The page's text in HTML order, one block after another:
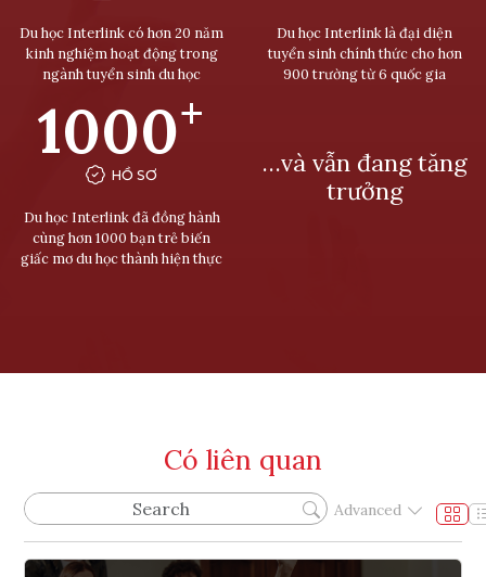
Du học Interlink có hơn 20 năm
kinh nghiệm hoạt động trong
ngành tuyển sinh du học
Du học Interlink là đại diện
tuyển sinh chính thức cho hơn
900 trường từ 6 quốc gia
1000+
HỒ SƠ
Du học Interlink đã đồng hành
cùng hơn 1000 bạn trẻ biến
giấc mơ du học thành hiện thực
…và vẫn đang tăng
trưởng
Có liên quan
Advanced